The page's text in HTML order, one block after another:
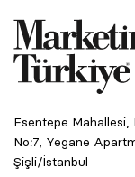
Esentepe
No:7, Yegane
Şişli/İstanbul